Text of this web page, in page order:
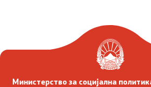
Министерство за социјална